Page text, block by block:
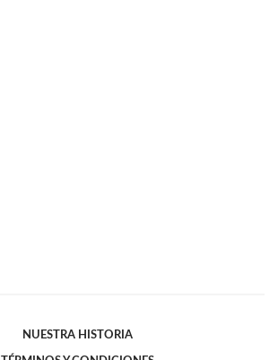
NUESTRA HISTORIA